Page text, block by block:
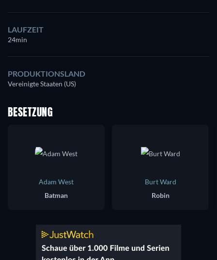
LAUFZEIT
24min
PRODUKTIONSLAND
Vereinigte Staaten (US)
BESETZUNG
Adam West
Batman
Burt Ward
Robin